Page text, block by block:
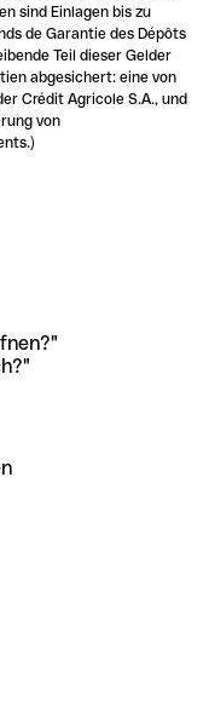
sind Einlagen bis zu
de Garantie des Dépôts
Teil dieser Gelder
abgesichert: eine von
Crédit Agricole S.A., und
von